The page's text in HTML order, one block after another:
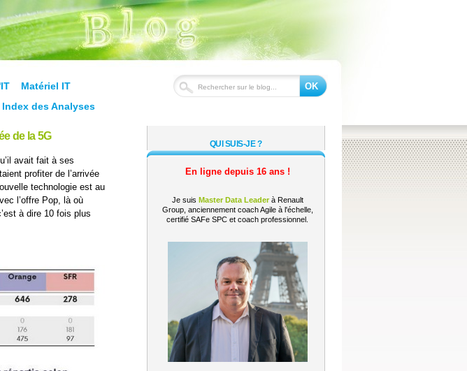
Matériel IT
Index des Analyses
OK
de la 5G
avait fait à ses
profiter de l’arrivée
technologie est au
l’offre Pop, là où
à dire 10 fois plus
QUI SUIS-JE ?
En ligne depuis 16 ans !
Je suis Master Data Leaderà Renault
Group, anciennement coach Agile à l'échelle,
certifié SAFe SPC et coach professionnel.